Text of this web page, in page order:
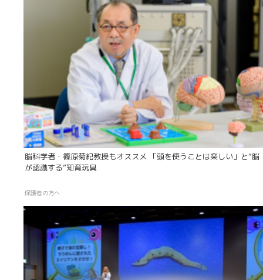
脳科学者・篠原菊紀教授もオススメ 「頭を使うことは楽しい」と“脳
が認識する”知育玩具
保護者の方へ